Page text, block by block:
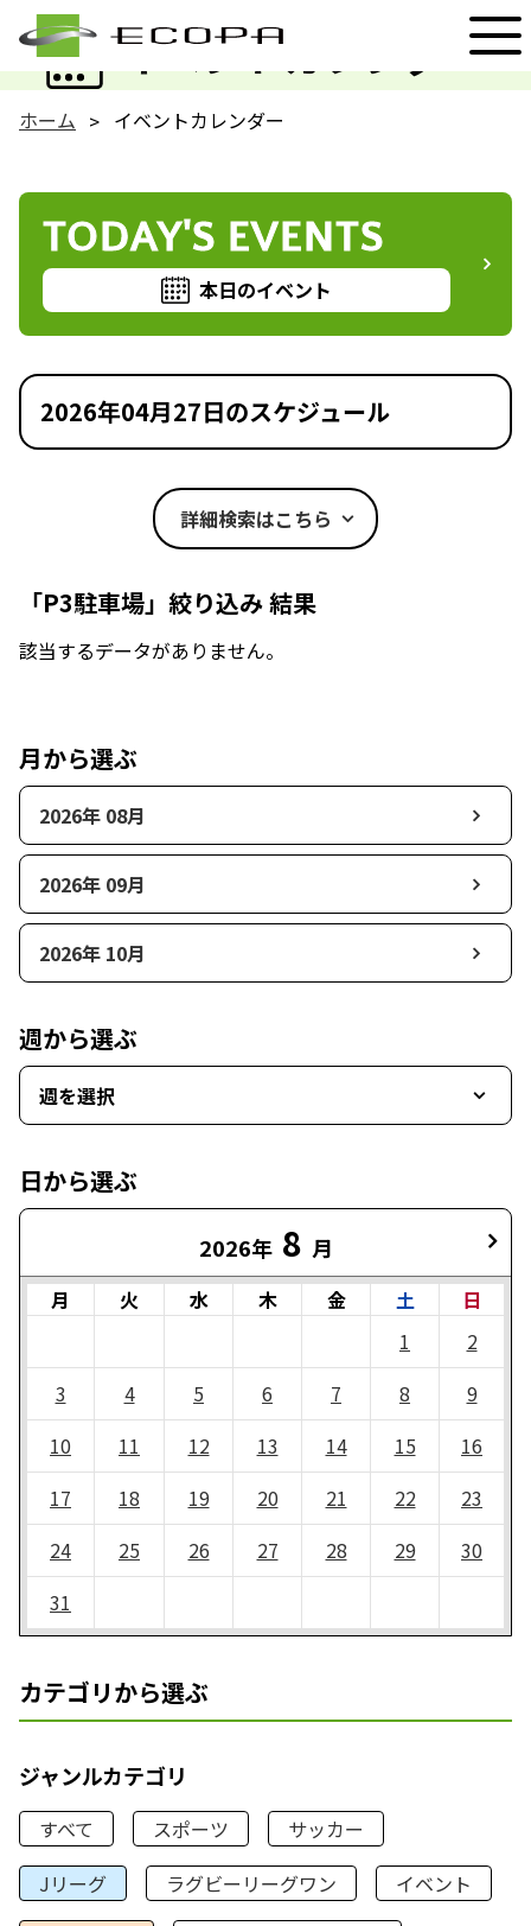
イベントカレンダー
EVENT
ホーム イベントカレンダー
TODAY'S EVENTS
本日のイベント
2026年04月27日のスケジュール
詳細検索はこちら
「P3駐車場」絞り込み 結果
該当するデータがありません。
月から選ぶ
2026年 08月
2026年 09月
2026年 10月
週から選ぶ
週を選択
日から選ぶ
2026年 8 月
月 火 水 木 金 土
日
1
2
3
4 5 6 7 8
9
10
11 12 13 14 15
16
17
18 19 20 21 22
23
24
25 26 27 28 29
30
31
カテゴリから選ぶ
ジャンルカテゴリ
すべて スポーツ
サッカー
Jリーグ
ラグビーリーグワン
イベント